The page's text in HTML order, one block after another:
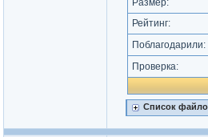
Размер:
Рейтинг:
Поблагодарили:
Проверка:
Список